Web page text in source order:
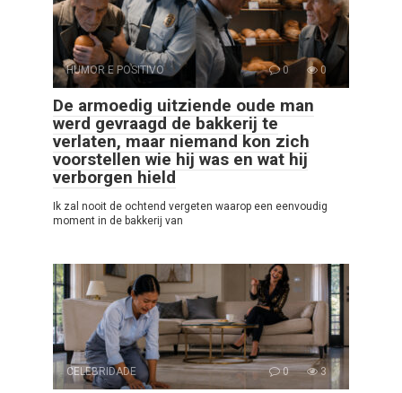
HUMOR E POSITIVO 0 0
De armoedig uitziende oude man
werd gevraagd de bakkerij te
verlaten, maar niemand kon zich
voorstellen wie hij was en wat hij
verborgen hield
Ik zal nooit de ochtend vergeten waarop een eenvoudig
moment in de bakkerij van
CELEBRIDADE 0 3